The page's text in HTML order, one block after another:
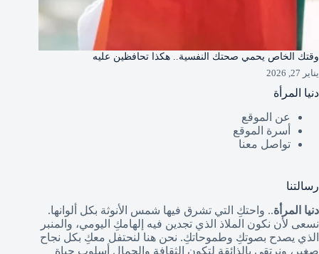
وقتك الخاص يحمي صحتك النفسية.. هكذا تحافظين عليه
يناير 27, 2026
دنيا المرأة
عن الموقع
أسرة الموقع
تواصل معنا
رسالتنا
دنيا المرأة.. واحتكِ التي تشرق فيها شمس الأنوثة بكل ألوانها.
نسعى لأن نكون الملاذ الذي تجدين فيه إلهامكِ اليومي، والمنبر
الذي يصدح بصوتكِ وطموحاتكِ. نحن هنا لنحتفل معكِ بكل نجاح
صغير، ونرتقي بالذائقة لتكون الثقافة والجمال أسلوب حياة